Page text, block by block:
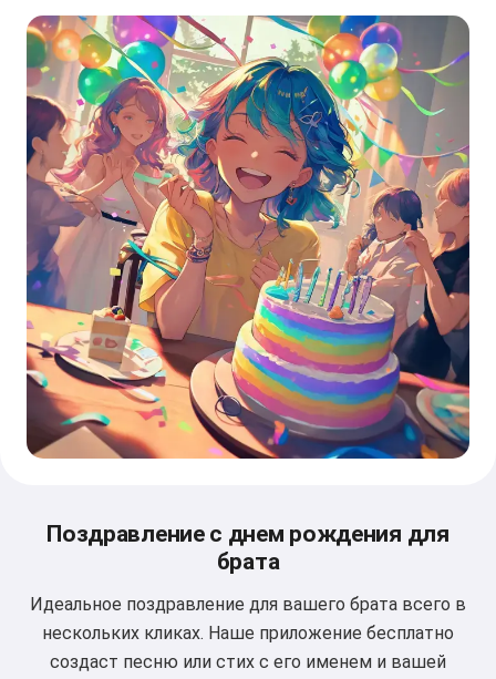
Поздравление с днем рождения для
брата
Идеальное поздравление для вашего брата всего в
нескольких кликах. Наше приложение бесплатно
создаст песню или стих с его именем и вашей